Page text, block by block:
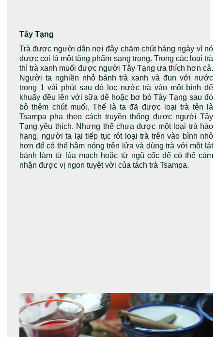
Tây Tạng
Trà được người dân nơi đây chăm chút hàng ngày vì nó
được coi là một tặng phẩm sang trọng. Trong các loại trà
thì trà xanh muối được người Tây Tạng ưa thích hơn cả.
Người ta nghiền nhỏ bánh trà xanh và đun với nước
trong 1 vài phút sau đó lọc nước trà vào một bình để
khuấy đều lên với sữa dê hoặc bơ bò Tây Tạng sau đó
bỏ thêm chút muối. Thế là ta đã được loại trà tên là
Tsampa pha theo cách truyền thống được người Tây
Tạng yêu thích. Nhưng thế chưa được một loại trà hảo
hạng, người ta lại tiếp tục rót loại trà trên vào bình nhỏ
hơn để có thể hâm nóng trên lửa và dùng trà với một lát
bánh làm từ lúa mạch hoặc từ ngũ cốc để có thể cảm
nhận được vị ngon tuyệt vời của tách trà Tsampa.